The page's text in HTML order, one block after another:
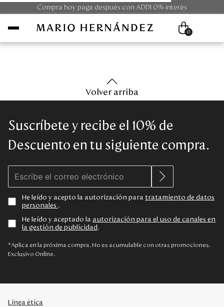
Compra hoy paga después con ADDI 0% interés
Hombre
Unisex
Colecciones
Outlet
Disney
0
Volver arriba
Suscríbete y recibe el 10% de
Descuento en tu siguiente compra.
He leído y acepto la autorización para tratamiento de datos
personales .
He leído y aceptado la autorización para el uso de canales en
la gestión de publicidad .
*Aplica en la próxima compra. No es acumulable con otras promociones.
Exclusivo Online.
Línea ética